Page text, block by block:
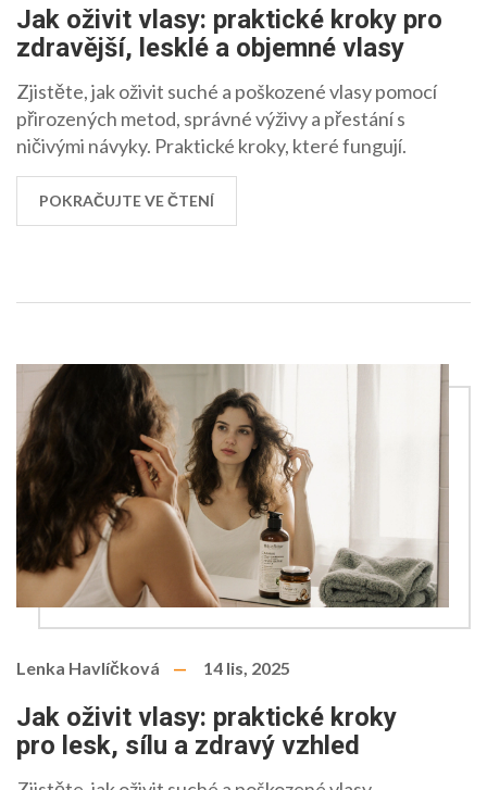
Jak oživit vlasy: praktické kroky pro
zdravější, lesklé a objemné vlasy
Zjistěte, jak oživit suché a poškozené vlasy pomocí
přirozených metod, správné výživy a přestání s
ničivými návyky. Praktické kroky, které fungují.
POKRAČUJTE VE ČTENÍ
Lenka Havlíčková 14 lis, 2025
Jak oživit vlasy: praktické kroky
pro lesk, sílu a zdravý vzhled